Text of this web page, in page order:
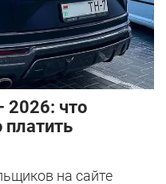
2026: что
платить
на сайте